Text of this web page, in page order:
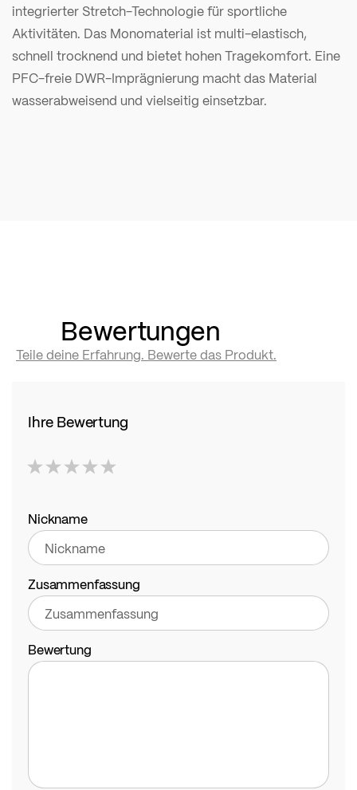
integrierter Stretch-Technologie für sportliche
Aktivitäten. Das Monomaterial ist multi-elastisch,
schnell trocknend und bietet hohen Tragekomfort. Eine
PFC-freie DWR-Imprägnierung macht das Material
wasserabweisend und vielseitig einsetzbar.
Bewertungen
Teile deine Erfahrung. Bewerte das Produkt.
Ihre Bewertung
star
stars
stars
stars
stars
Nickname
Zusammenfassung
Bewertung